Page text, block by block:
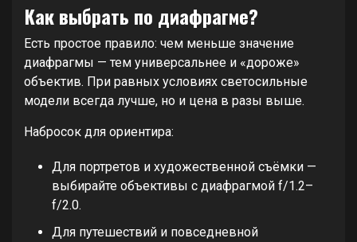
Как выбрать по диафрагме?
Есть простое правило: чем меньше значение
диафрагмы — тем универсальнее и «дороже»
объектив. При равных условиях светосильные
модели всегда лучше, но и цена в разы выше.
Набросок для ориентира:
Для портретов и художественной съёмки —
выбирайте объективы с диафрагмой f/1.2–
f/2.0.
Для путешествий и повседневной